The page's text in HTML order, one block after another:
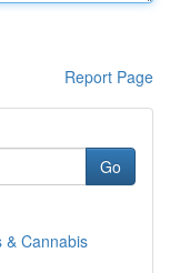
Report Page
Go
& Cannabis